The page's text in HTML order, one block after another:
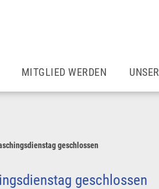
MITGLIED WERDEN
Wohnraummieter*innen
Ermäßigter Beitrag
geschlossen
geschlossen